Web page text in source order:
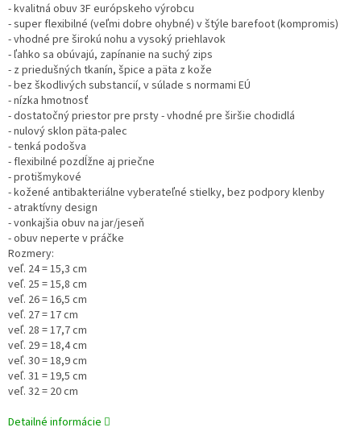
- kvalitná obuv 3F európskeho výrobcu
- super flexibilné (veľmi dobre ohybné) v štýle barefoot (kompromis)
- vhodné pre širokú nohu a vysoký priehlavok
- ľahko sa obúvajú, zapínanie na suchý zips
- z priedušných tkanín, špice a päta z kože
- bez škodlivých substancií, v súlade s normami EÚ
- nízka hmotnosť
- dostatočný priestor pre prsty - vhodné pre širšie chodidlá
- nulový sklon päta-palec
- tenká podošva
- flexibilné pozdĺžne aj priečne
- protišmykové
- kožené antibakteriálne vyberateľné stielky, bez podpory klenby
- atraktívny design
- vonkajšia obuv na jar/jeseň
- obuv neperte v práčke
Rozmery:
veľ. 24 = 15,3 cm
veľ. 25 = 15,8 cm
veľ. 26 = 16,5 cm
veľ. 27 = 17 cm
veľ. 28 = 17,7 cm
veľ. 29 = 18,4 cm
veľ. 30 = 18,9 cm
veľ. 31 = 19,5 cm
veľ. 32 = 20 cm
Detailné informácie